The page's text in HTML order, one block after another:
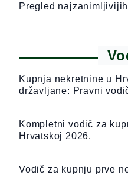
Pregled
Kupnja nekretnine u
državljane: Pravni
Kompletni vodič za
Hrvatskoj 2026.
Vodič za kupnju prve